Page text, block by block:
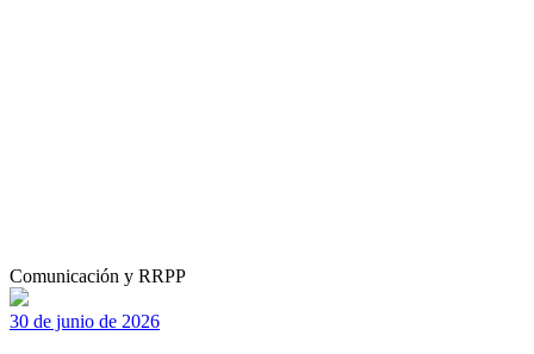
Comunicación y RRPP
30 de junio de 2026